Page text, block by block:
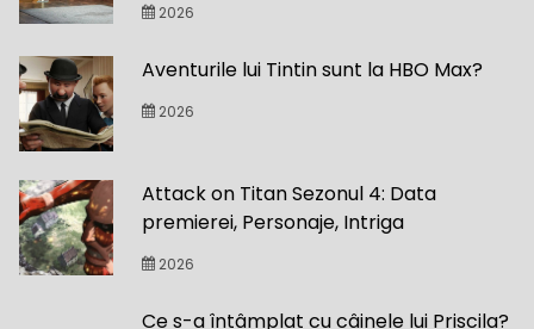
2026
Aventurile lui Tintin sunt la HBO Max?
2026
Attack on Titan Sezonul 4: Data
premierei, Personaje, Intriga
2026
Ce s-a întâmplat cu câinele lui Priscila?